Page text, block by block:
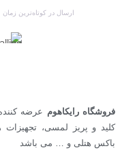
ارسال در کوتاه‌ترین زمان
فروشگاه رایکاهوم عرضه
کلید و پریز لمسی،
باکس هتلی و … می باشد